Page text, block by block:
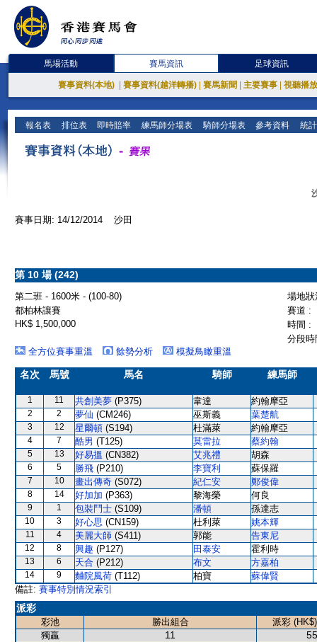
馬場活動 賽馬資訊 足球資訊
賽事資料(本地) 賽事資料(越洋轉播) 賽馬新聞 主要賽事 視聽播
報名表 排位表 即時賠率 練馬師分場表 騎師分場表 參考資料 統
賽事日期: 14/12/2014 沙田
第 10 場 (242)
第二班 - 1600米 - (100-80)
場地
都柏林讓賽
賽道 :
HK$ 1,500,000
時間 :
分段
全方位賽事重溫
餘勢分析 模擬鳥瞰重溫
名次 馬號 馬名 騎師 練馬師
1 11 共創美夢 (P375) 韋達 約翰摩亞
2 2 夢仙 (CM246) 巫斯義 葉楚航
3 12 星爾頓 (S194) 杜滿萊 約翰摩亞
4 7 酷男 (T125) 莫雷拉 蔡約翰
5 13 好易搵 (CN382) 艾兆禮 胡森
6 5 勝飛 (P210) 李寶利 蘇保羅
7 10 畫出傳奇 (S072) 紀仁安 鄭俊偉
8 14 好加加 (P363) 黎海榮 何良
9 1 包裝鬥士 (S109) 潘頓 孫達志
10 3 好心思 (CN159) 杜利萊 姚本輝
11 4 美麗大師 (S411) 郭能 告東尼
12 8 興趣 (P127) 田泰安 霍利時
13 6 天合 (P212) 布文 方嘉柏
14 9 麯院風荷 (T112) 柏寶
蘇偉賢
備註: 賽事特別情況索引
派彩
彩池 勝出組合
派彩 (HK$)
獨贏
11